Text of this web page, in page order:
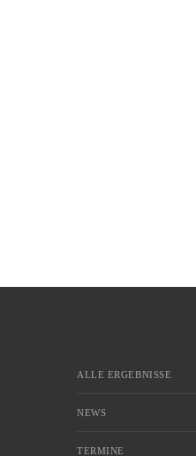
ALLE ERGEBNISSE
NEWS
TERMINE